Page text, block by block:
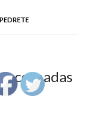
cornadas